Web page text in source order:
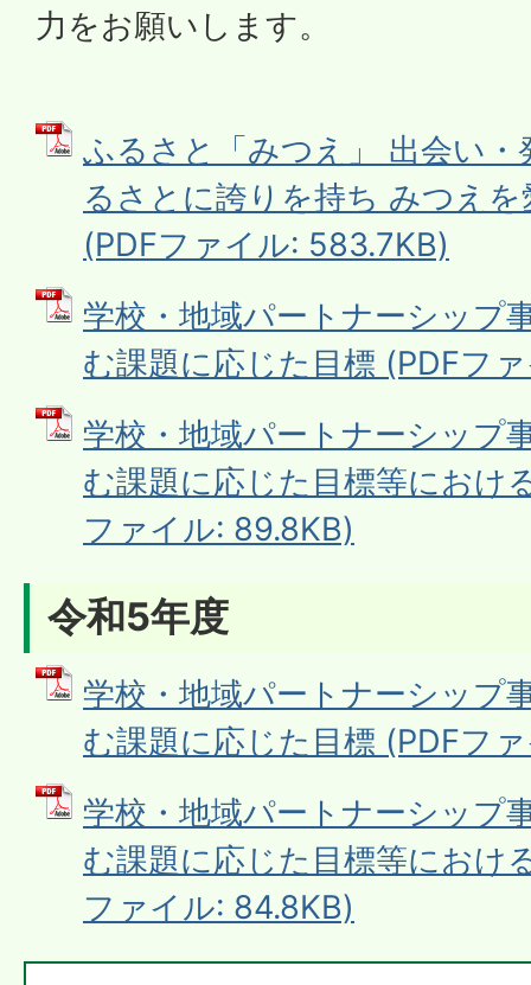
力をお願いします。
ふるさと「みつえ」 出会い・
るさとに誇りを持ち みつえ
(PDFファイル: 583.7KB)
学校・地域パートナーシップ
む課題に応じた目標 (PDFフ
学校・地域パートナーシップ
む課題に応じた目標等におけ
ファイル: 89.8KB)
令和5年度
学校・地域パートナーシップ
む課題に応じた目標 (PDFフ
学校・地域パートナーシップ
む課題に応じた目標等におけ
ファイル: 84.8KB)